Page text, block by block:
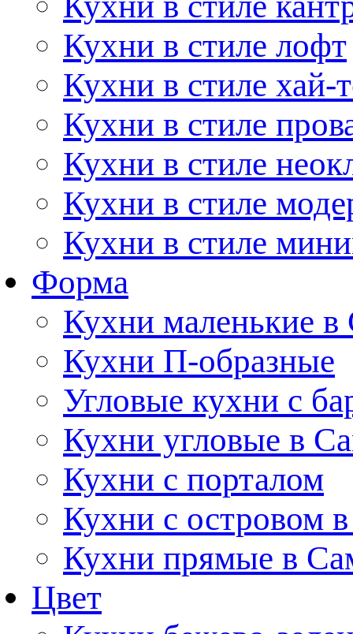
Кухни в стиле лофт
Кухни в стиле хай-
Кухни в стиле
Кухни в стиле
Кухни в стиле
Кухни в стиле
Форма
Кухни маленькие в
Кухни П-образные
Угловые кухни с
Кухни угловые в
Кухни с порталом
Кухни с островом
Кухни прямые в
Цвет